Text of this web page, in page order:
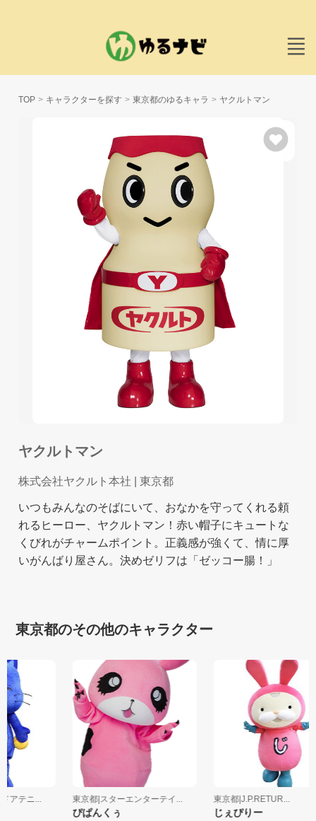
TOP キャラクターを探す 東京都のゆるキャラ ヤクルトマン
ヤクルトマン
株式会社ヤクルト本社 | 東京都
いつもみんなのそばにいて、おなかを守ってくれる頼
れるヒーロー、ヤクルトマン！赤い帽子にキュートな
くびれがチャームポイント。正義感が強くて、情に厚
いがんばり屋さん。決めゼリフは「ゼッコー腸！」
東京都のその他のキャラクター
ドアテニ... 東京都|スターエンターテイ...
ぴぱんくぅ
東京都|J.P.RETUR...
じぇぴりー